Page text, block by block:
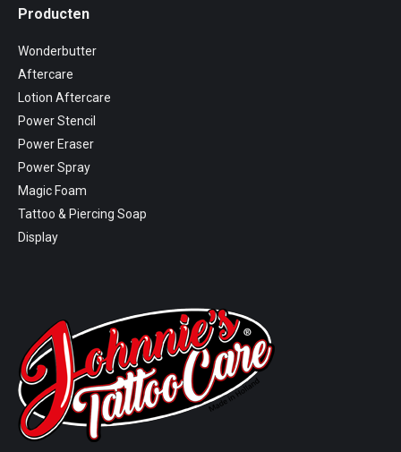
opens
new
window
opens
in
window
opens
Producten
Wonderbutter
Aftercare
Lotion Aftercare
Power Stencil
Power Eraser
Power Spray
Magic Foam
Tattoo & Piercing Soap
Display